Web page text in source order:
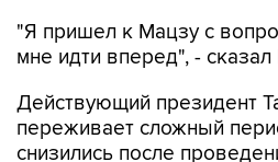
"Я пришел к Мацзу с
мне идти вперед", - сказал
Действующий президент
переживает сложный
снизились после